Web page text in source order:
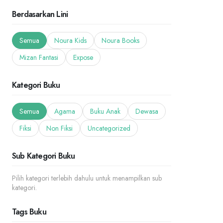
Berdasarkan Lini
Semua Noura Kids
Noura Books
Mizan Fantasi
Expose
Kategori Buku
Semua Agama Buku Anak
Dewasa
Fiksi
Non Fiksi Uncategorized
Sub Kategori Buku
Pilih kategori terlebih dahulu untuk menampilkan sub
kategori.
Tags Buku